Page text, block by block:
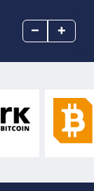
– +